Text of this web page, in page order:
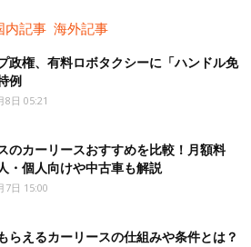
内記事 海外記事
政権、有料ロボタクシーに「ハンドル免
例
8日 05:21
のカーリースおすすめを比較！月額料
・個人向けや中古車も解説
7日 15:00
らえるカーリースの仕組みや条件とは？